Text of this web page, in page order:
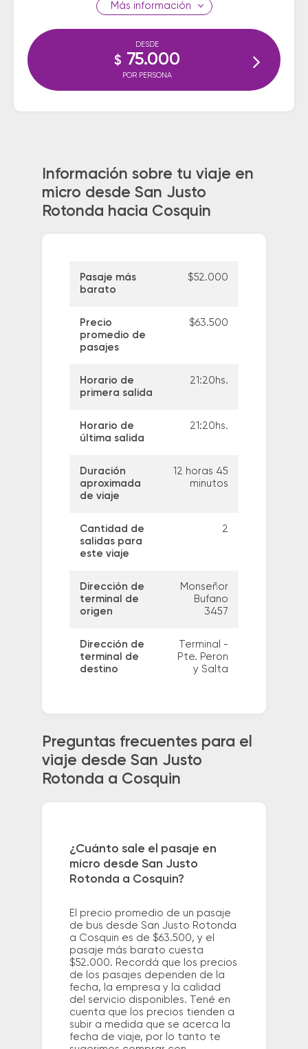
información
DESDE
$ 75.000
POR PERSONA
Información sobre tu viaje en
micro desde San Justo
Rotonda hacia Cosquin
Pasaje más
barato
$52.000
Precio
promedio de
pasajes
$63.500
Horario de
primera salida
21:20hs.
Horario de
última salida
21:20hs.
Duración
aproximada
de viaje
12 horas 45
minutos
Cantidad de
salidas para
este viaje
2
Dirección de
terminal de
origen
Monseñor
Bufano
3457
Dirección de
terminal de
destino
Terminal -
Pte. Peron
y Salta
Preguntas frecuentes para el
viaje desde San Justo
Rotonda a Cosquin
¿Cuánto sale el pasaje en
micro desde San Justo
Rotonda a Cosquin?
El precio promedio de un pasaje
de bus desde San Justo Rotonda
a Cosquin es de $63.500, y el
pasaje más barato cuesta
$52.000. Recordá que los precios
de los pasajes dependen de la
fecha, la empresa y la calidad
del servicio disponibles. Tené en
cuenta que los precios tienden a
subir a medida que se acerca la
fecha de viaje, por lo tanto te